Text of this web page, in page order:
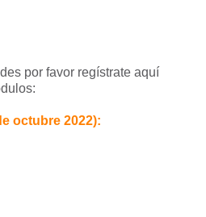
por favor regístrate aquí
octubre 2022):